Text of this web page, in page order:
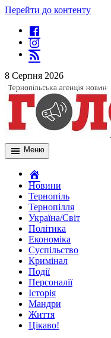
Перейти до контенту
8 Серпня 2026
Меню
Новини
Тернопіль
Тернопілля
Україна/Світ
Політика
Економіка
Суспільство
Кримінал
Події
Персоналії
Історія
Мандри
Життя
Цікаво!